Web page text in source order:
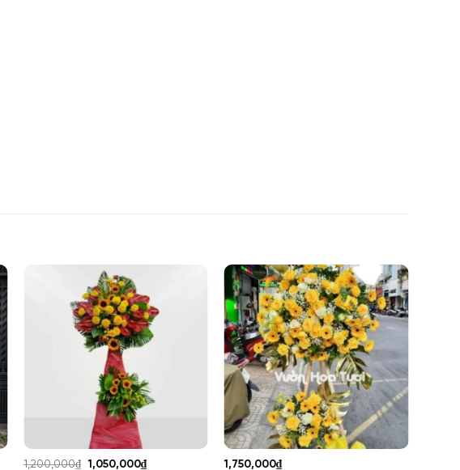
1,200,000₫ Giá
1,050,000₫Giá
1,750,000₫